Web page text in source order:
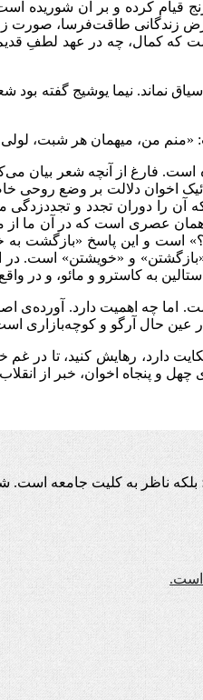
کرده و بر آن شوریده
زندگانی طاقت‌فرسا،
که کمال، چه در عهد لطفِ
نماند. نیما یوشیج گفته
«منم من، میهمان هر شبت،
فارغ از آنچه شعر بیان
اخوان دلالت بر وضع
آن را دوران تجدد و
همان عصری است که در آن ما
است و این پاسخ «بازگشت
و «خویشتن» است.
به کاسترو و مائو، و در
اما چه اهمیت دارد. آورده‌ی
حال آرگو و کوچه‌بازاری
دارد، رهایش کنید، تا در غم
که سرانجام اصیل‌ترین صورت بازگشت به خویش را می‌نمایاند.
ناظر به کلیت جامعه است.
است.